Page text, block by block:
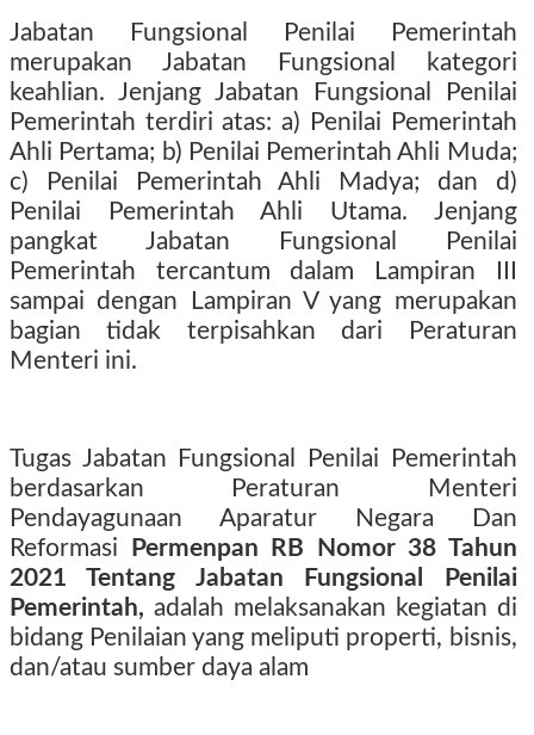
Jabatan Fungsional Penilai Pemerintah
merupakan Jabatan Fungsional kategori
keahlian. Jenjang Jabatan Fungsional Penilai
Pemerintah terdiri atas: a) Penilai Pemerintah
Ahli Pertama; b) Penilai Pemerintah Ahli Muda;
c) Penilai Pemerintah Ahli Madya; dan d)
Penilai Pemerintah Ahli Utama. Jenjang
pangkat Jabatan Fungsional Penilai
Pemerintah tercantum dalam Lampiran III
sampai dengan Lampiran V yang merupakan
bagian tidak terpisahkan dari Peraturan
Menteri ini.
Tugas Jabatan Fungsional Penilai Pemerintah
berdasarkan Peraturan Menteri
Pendayagunaan Aparatur Negara Dan
Reformasi
Permenpan RB Nomor 38 Tahun
2021 Tentang Jabatan Fungsional Penilai
Pemerintah, adalah melaksanakan kegiatan di
bidang Penilaian yang meliputi properti, bisnis,
dan/atau sumber daya alam